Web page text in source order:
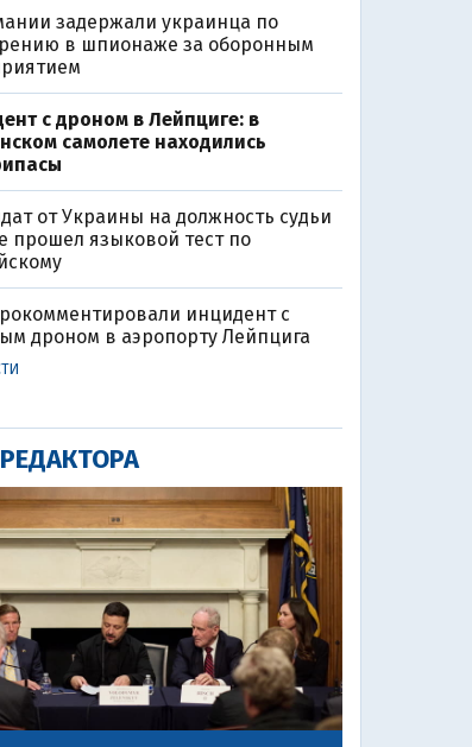
задержали украинца по
в шпионаже за оборонным
с дроном в Лейпциге: в
самолете находились
от Украины на должность судьи
прошел языковой тест по
инцидент с
дроном в аэропорту Лейпцига